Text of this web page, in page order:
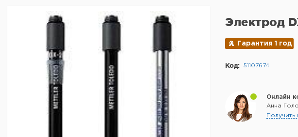
Электрод
Гарантия 1 год
Код: 51107674
Онлайн
Анна
Получить